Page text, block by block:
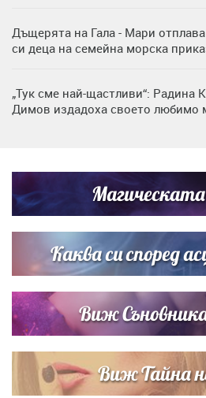
Дъщерята на Гала - Мари
си деца на семейна морска
„Тук сме най-щастливи“:
Димов издадоха своето любимо
Братя Аргирови я изненадаха с
Каква си според
Виж
Виж Тайна